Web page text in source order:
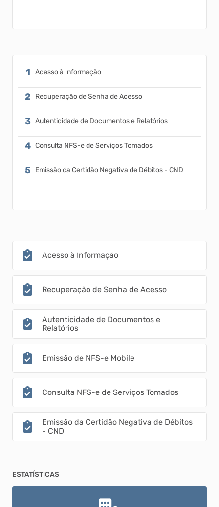
Acesso à Informação
Recuperação de Senha de Acesso
Autenticidade de Documentos e Relatórios
Consulta NFS-e de Serviços Tomados
Emissão da Certidão Negativa de Débitos - CND
Acesso à Informação
Recuperação de Senha de Acesso
Autenticidade de Documentos e
Relatórios
Emissão de NFS-e Mobile
Consulta NFS-e de Serviços Tomados
Emissão da Certidão Negativa de Débitos
- CND
ESTATÍSTICAS